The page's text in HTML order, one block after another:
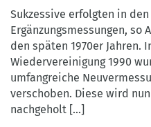
Neiße-
Grenze.
Sie
sind
einem
unregelmäßigen
Abstand
Sukzessive erfolgten in
Ergänzungsmessungen, so
den späten 1970er Jahren.
Wiedervereinigung 1990
umfangreiche
verschoben. Diese wird
nachgeholt [...]